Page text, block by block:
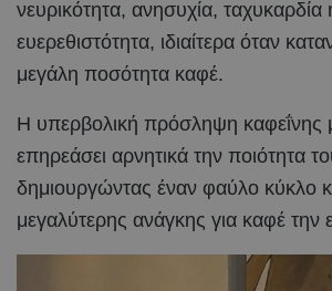
νευρικότητα, ανησυχία, ταχυκαρδία
ευερεθιστότητα, ιδιαίτερα όταν
μεγάλη ποσότητα καφέ.
Η υπερβολική πρόσληψη καφεΐνης
επηρεάσει αρνητικά την ποιότητα
δημιουργώντας έναν φαύλο κύκλο
μεγαλύτερης ανάγκης για καφέ την